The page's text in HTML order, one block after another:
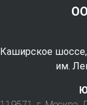
Каширское
им.